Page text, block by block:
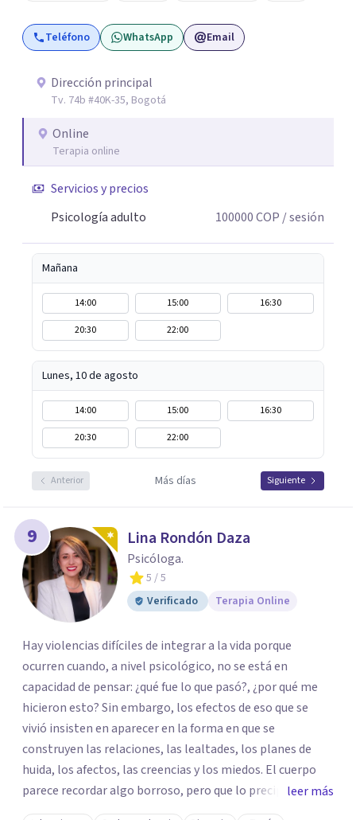
Teléfono WhatsApp Email
Dirección principal
Tv. 74b #40K-35, Bogotá
Online
Terapia online
Servicios y precios
Psicología adulto
100000COP / sesión
Mañana
14:00 15:00
16:30
20:30
22:00
Lunes, 10 de agosto
14:00 15:00
16:30
20:30
22:00
Anterior Más días Siguiente
9 Lina Rondón Daza
Psicóloga.
5 / 5
Verificado
Terapia Online
Hay violencias difíciles de integrar a la vida porque
ocurren cuando, a nivel psicológico, no se está en
capacidad de pensar: ¿qué fue lo que pasó?, ¿por qué me
hicieron esto? Sin embargo, los efectos de eso que se
vivió insisten en aparecer en la forma en que se
construyen las relaciones, las lealtades, los planes de
huida, los afectos, las creencias y los miedos. El cuerpo
parece recordar algo borroso, pero que lo precipita a
reaccionar cuando siente una amenaza. Algunas personas
leer más